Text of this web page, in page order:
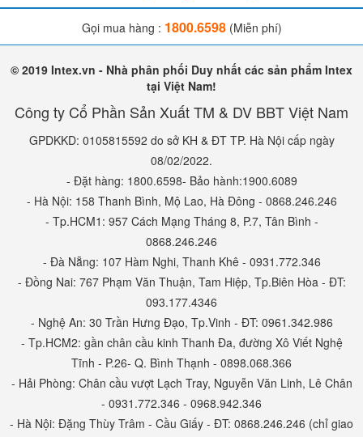
Gọi mua hàng : 1800.6598(Miễn phí)
© 2019 Intex.vn - Nhà phân phối Duy nhất các sản phẩm Intex
tại Việt Nam!
Công ty Cổ Phần Sản Xuất TM & DV BBT Việt Nam
GPDKKD: 0105815592 do sở KH & ĐT TP. Hà Nội cấp ngày
08/02/2022.
- Đặt hàng: 1800.6598- Bảo hành:1900.6089
- Hà Nội: 158 Thanh Bình, Mộ Lao, Hà Đông - 0868.246.246
- Tp.HCM1: 957 Cách Mạng Tháng 8, P.7, Tân Bình -
0868.246.246
- Đà Nẵng: 107 Hàm Nghi, Thanh Khê - 0931.772.346
- Đồng Nai: 767 Phạm Văn Thuận, Tam Hiệp, Tp.Biên Hòa - ĐT:
093.177.4346
- Nghệ An: 30 Trần Hưng Đạo, Tp.Vinh - ĐT: 0961.342.986
- Tp.HCM2: gần chân cầu kinh Thanh Đa, đường Xô Viết Nghệ
Tĩnh - P.26- Q. Bình Thạnh - 0898.068.366
- Hải Phòng: Chân cầu vượt Lạch Tray, Nguyễn Văn Linh, Lê Chân
- 0931.772.346 - 0968.942.346
- Hà Nội: Đặng Thùy Trâm - Cầu Giấy - ĐT: 0868.246.246 (chỉ giao